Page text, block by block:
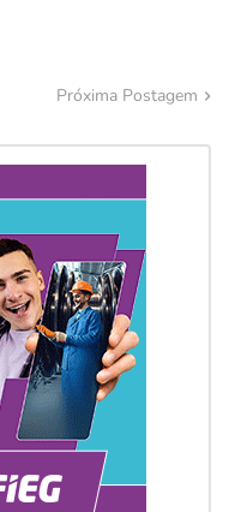
Próxima Postagem